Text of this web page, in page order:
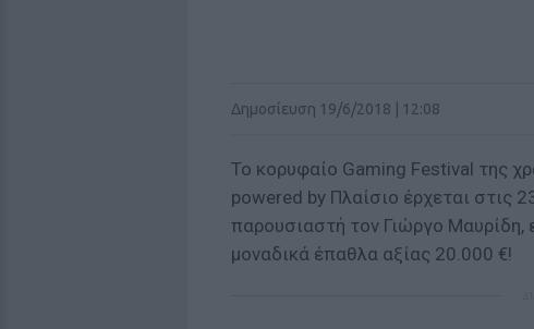
Δημοσίευση 19/6/2018 | 12:08
Το κορυφαίο Gaming Festival της
powered by Πλαίσιο έρχεται στις
παρουσιαστή τον Γιώργο
μοναδικά έπαθλα αξίας 20.000 €!